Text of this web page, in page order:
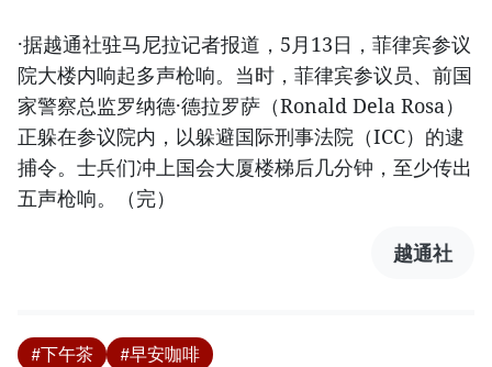
·据越通社驻马尼拉记者报道，5月13日，菲律宾参议
院大楼内响起多声枪响。当时，菲律宾参议员、前国
家警察总监罗纳德·德拉罗萨（Ronald Dela Rosa）
正躲在参议院内，以躲避国际刑事法院（ICC）的逮
捕令。士兵们冲上国会大厦楼梯后几分钟，至少传出
五声枪响。（完）
越通社
#下午茶 #早安咖啡